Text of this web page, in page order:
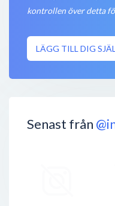
kontrollen över detta
LÄGG TILL DIG
Senast från